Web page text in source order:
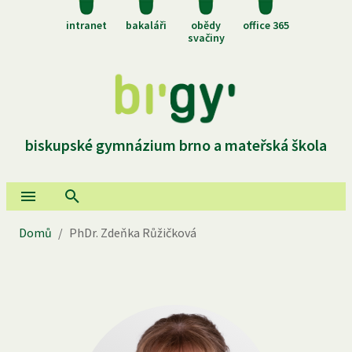
intranet bakaláři
obědy
svačiny
office 365
biskupské gymnázium brno a mateřská škola
Domů / PhDr. Zdeňka Růžičková